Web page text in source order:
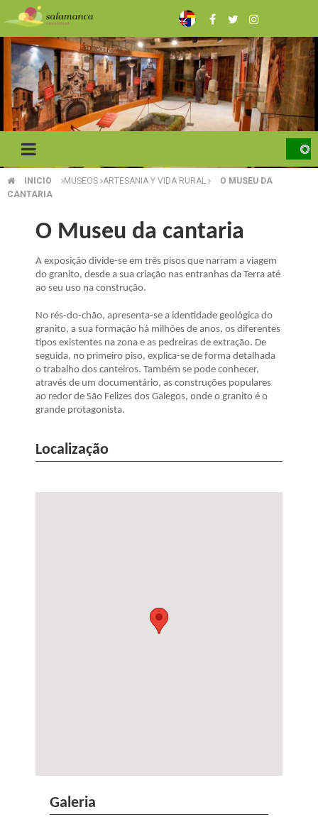
to
main
content
BREADCRUMB
INICIO MUSEOS ARTESANIA Y VIDA RURAL
O MUSEU DA
CANTARIA
O Museu da cantaria
A exposição divide-se em três pisos que narram a viagem
do granito, desde a sua criação nas entranhas da Terra até
ao seu uso na construção.
No rés-do-chão, apresenta-se a identidade geológica do
granito, a sua formação há milhões de anos, os diferentes
tipos existentes na zona e as pedreiras de extração. De
seguida, no primeiro piso, explica-se de forma detalhada
o trabalho dos canteiros. Também se pode conhecer,
através de um documentário, as construções populares
ao redor de São Felizes dos Galegos, onde o granito é o
grande protagonista.
Localização
Galeria